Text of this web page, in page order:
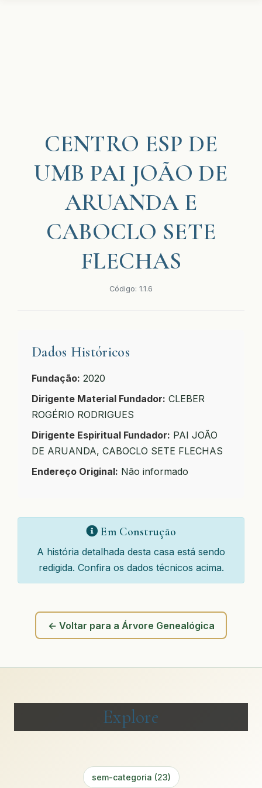
CENTRO ESP DE
UMB PAI JOÃO DE
ARUANDA E
CABOCLO SETE
FLECHAS
Código: 1.1.6
Dados Históricos
Fundação: 2020
Dirigente Material Fundador: CLEBER
ROGÉRIO RODRIGUES
Dirigente Espiritual Fundador: PAI JOÃO
DE ARUANDA, CABOCLO SETE FLECHAS
Endereço Original: Não informado
Em Construção
A história detalhada desta casa está sendo
redigida. Confira os dados técnicos acima.
← Voltar para a Árvore Genealógica
Explore
sem-categoria (23)